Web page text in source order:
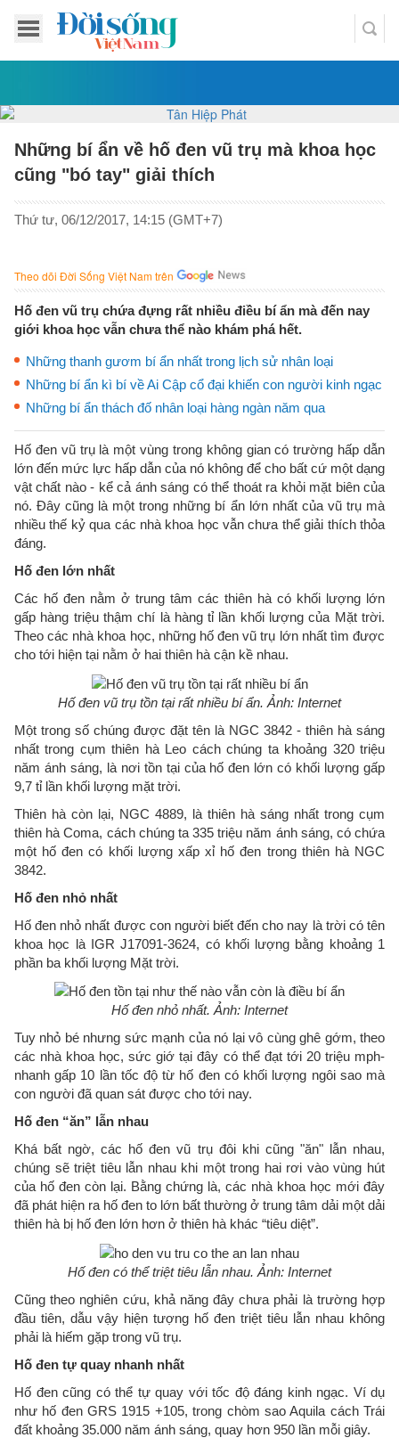
Những bí ẩn về hố đen vũ trụ mà khoa học
cũng "bó tay" giải thích
Thứ tư, 06/12/2017, 14:15 (GMT+7)
Theo dõi Đời Sống Việt Nam trên
Hố đen vũ trụ chứa đựng rất nhiều điều bí ẩn mà đến nay
giới khoa học vẫn chưa thể nào khám phá hết.
Những thanh gươm bí ẩn nhất trong lịch sử nhân loại
Những bí ẩn kì bí về Ai Cập cổ đại khiến con người kinh ngạc
Những bí ẩn thách đố nhân loại hàng ngàn năm qua
Hố đen vũ trụ là một vùng trong không gian có trường hấp dẫn
lớn đến mức lực hấp dẫn của nó không để cho bất cứ một dạng
vật chất nào - kể cả ánh sáng có thể thoát ra khỏi mặt biên của
nó. Đây cũng là một trong những bí ẩn lớn nhất của vũ trụ mà
nhiều thế kỷ qua các nhà khoa học vẫn chưa thể giải thích thỏa
đáng.
Hố đen lớn nhất
Các hố đen nằm ở trung tâm các thiên hà có khối lượng lớn
gấp hàng triệu thậm chí là hàng tỉ lần khối lượng của Mặt trời.
Theo các nhà khoa học, những hố đen vũ trụ lớn nhất tìm được
cho tới hiện tại nằm ở hai thiên hà cận kề nhau.
Hố đen vũ trụ tồn tại rất nhiều bí ẩn. Ảnh: Internet
Một trong số chúng được đặt tên là NGC 3842 - thiên hà sáng
nhất trong cụm thiên hà Leo cách chúng ta khoảng 320 triệu
năm ánh sáng, là nơi tồn tại của hố đen lớn có khối lượng gấp
9,7 tỉ lần khối lượng mặt trời.
Thiên hà còn lại, NGC 4889, là thiên hà sáng nhất trong cụm
thiên hà Coma, cách chúng ta 335 triệu năm ánh sáng, có chứa
một hố đen có khối lượng xấp xỉ hố đen trong thiên hà NGC
3842.
Hố đen nhỏ nhất
Hố đen nhỏ nhất được con người biết đến cho nay là trời có tên
khoa học là IGR J17091-3624, có khối lượng bằng khoảng 1
phần ba khối lượng Mặt trời.
Hố đen nhỏ nhất. Ảnh: Internet
Tuy nhỏ bé nhưng sức mạnh của nó lại vô cùng ghê gớm, theo
các nhà khoa học, sức giớ tại đây có thể đạt tới 20 triệu mph-
nhanh gấp 10 lần tốc độ từ hố đen có khối lượng ngôi sao mà
con người đã quan sát được cho tới nay.
Hố đen “ăn” lẫn nhau
Khá bất ngờ, các hố đen vũ trụ đôi khi cũng "ăn" lẫn nhau,
chúng sẽ triệt tiêu lẫn nhau khi một trong hai rơi vào vùng hút
của hố đen còn lại. Bằng chứng là, các nhà khoa học mới đây
đã phát hiện ra hố đen to lớn bất thường ở trung tâm dải một dải
thiên hà bị hố đen lớn hơn ở thiên hà khác “tiêu diệt”.
Hố đen có thể triệt tiêu lẫn nhau. Ảnh: Internet
Cũng theo nghiên cứu, khả năng đây chưa phải là trường hợp
đầu tiên, dẫu vậy hiện tượng hố đen triệt tiêu lẫn nhau không
phải là hiếm gặp trong vũ trụ.
Hố đen tự quay nhanh nhất
Hố đen cũng có thể tự quay với tốc độ đáng kinh ngạc. Ví dụ
như hố đen GRS 1915 +105, trong chòm sao Aquila cách Trái
đất khoảng 35.000 năm ánh sáng, quay hơn 950 lần mỗi giây.